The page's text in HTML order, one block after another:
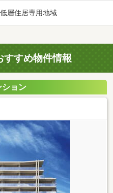
層住居専用地域
すすめ物件情報
ション